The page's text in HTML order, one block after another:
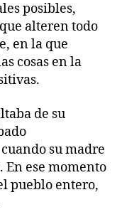
posibles,
alteren todo
en la que
cosas en la
de su
su madre
En ese momento
pueblo entero,